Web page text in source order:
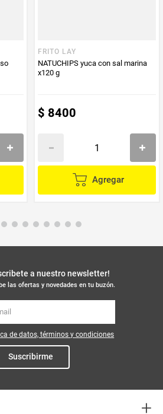
FRITO LAY
NATUCHIPS yuca con sal marina
x120 g
$ 8400
Agregar
a nuestro newsletter!
las ofertas y novedades en tu buzón.
de datos, términos y condiciones
Suscribirme
+